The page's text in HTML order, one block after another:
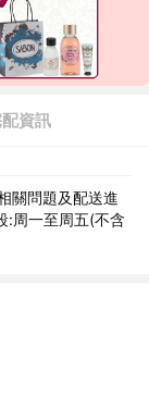
資訊
關問題及配送進
:周一至周五(不含